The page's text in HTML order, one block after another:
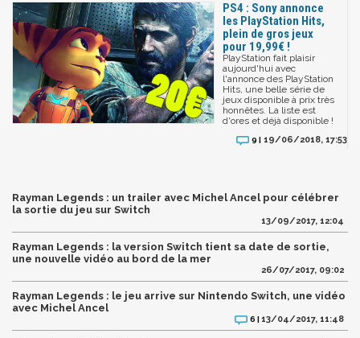
PS4 : Sony annonce
les PlayStation Hits,
plein de gros jeux
pour 19,99€ !
PlayStation fait plaisir
aujourd'hui avec
l'annonce des PlayStation
Hits, une belle série de
jeux disponible à prix très
honnêtes. La liste est
d'ores et déjà disponible !
9 | 19/06/2018, 17:53
Rayman Legends : un trailer avec Michel Ancel pour célébrer
la sortie du jeu sur Switch
13/09/2017, 12:04
Rayman Legends : la version Switch tient sa date de sortie,
une nouvelle vidéo au bord de la mer
26/07/2017, 09:02
Rayman Legends : le jeu arrive sur Nintendo Switch, une vidéo
avec Michel Ancel
6 | 13/04/2017, 11:48